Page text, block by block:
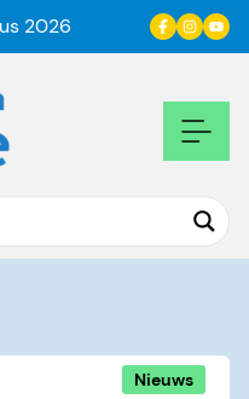
2026
Nieuws